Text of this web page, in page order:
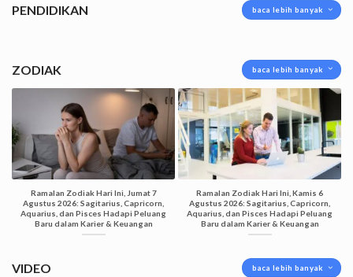
PENDIDIKAN baca lebih banyak
ZODIAK baca lebih banyak
Ramalan Zodiak Hari Ini, Jumat 7
Agustus 2026: Sagitarius, Capricorn,
Aquarius, dan Pisces Hadapi Peluang
Baru dalam Karier & Keuangan
Ramalan Zodiak Hari Ini, Kamis 6
Agustus 2026: Sagitarius, Capricorn,
Aquarius, dan Pisces Hadapi Peluang
Baru dalam Karier & Keuangan
VIDEO baca lebih banyak